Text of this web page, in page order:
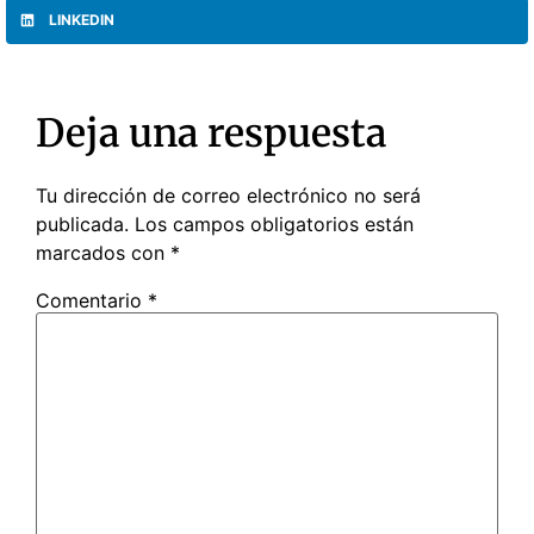
LINKEDIN
Deja una respuesta
Tu dirección de correo electrónico no será
publicada. Los campos obligatorios están
marcados con *
Comentario *